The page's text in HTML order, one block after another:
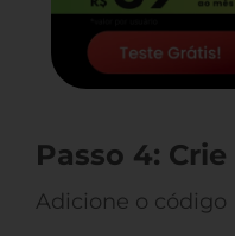
Passo 4:
Adicione o código